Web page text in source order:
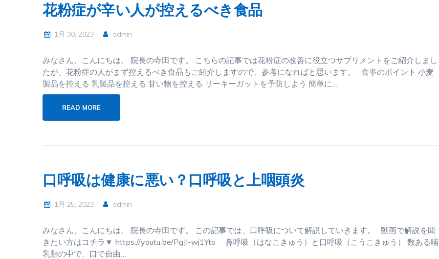
花粉症が辛い人が控えるべき食品
1月 30, 2023 admin
みなさん、こんにちは。 院長の寺田です。 こちらの記事では花粉症の改善に役立つサプリメントをご紹介しまし
たが、花粉症の人がまず控えるべき食品もご紹介しますので、参考になればと思います。 食事のポイント 小麦
製品を控える 乳製品を控える 甘い物を控える リーキーガットを予防しよう 簡単に…
READ MORE
口呼吸は健康に悪い？口呼吸と上咽頭炎
1月 25, 2023 admin
みなさん、こんにちは。 院長の寺田です。 この記事では、口呼吸について解説していきます。 動画で解説を聞
きたい方はコチラ▼ https://youtu.be/PgJl-wj1Yto 鼻呼吸（はなこきゅう）と口呼吸（こうこきゅう） 数ある哺
乳類の中で、口で自由…